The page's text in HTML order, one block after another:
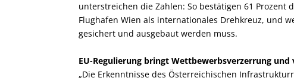
unterstreichen die Zahlen: So bestätigen 61 Prozent
Flughafen Wien als internationales Drehkreuz, und
gesichert und ausgebaut werden muss.
EU-Regulierung bringt Wettbewerbsverzerrung
„Die Erkenntnisse des Österreichischen